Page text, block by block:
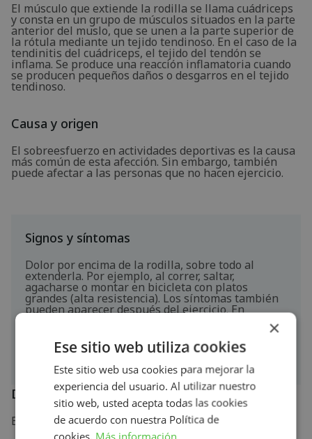
El músculo que extiende la rodilla se llama cuádriceps
y consta en un grupo de músculos situados en la parte
anterior del muslo, que se unen a la parte superior de
la rótula mediante un tejido tendinoso. En el caso de la
tendinitis del cuádriceps, el tejido del tendón se
inflama. Se produce una reacción inflamatoria cuando
se producen pequeños daños o desgarros en el tejido
tendinoso.
Causa y origen
El sobreesfuerzo en actividades deportivas es la causa
más común de esta afección. Sin embargo, también
puede afectar a las personas que no hacen ejercicio.
Signos y síntomas
Dolor por encima de la rodilla, sobre todo al
extenderla. Por ejemplo, al correr, saltar,
agacharse o montar en bicicleta con platos
grandes (alta resistencia). Los síntomas también
pueden aparecer después del ejercicio. En
ocasiones, el dolor puede producirse al presionar
calor localizado y/o hinchazón.
Diagnóstico
El fisioterapeuta puede realizar el diagnóstico.
×
Ese sitio web utiliza cookies
Este sitio web usa cookies para mejorar la
experiencia del usuario. Al utilizar nuestro
sitio web, usted acepta todas las cookies
de acuerdo con nuestra Política de
cookies. Más información